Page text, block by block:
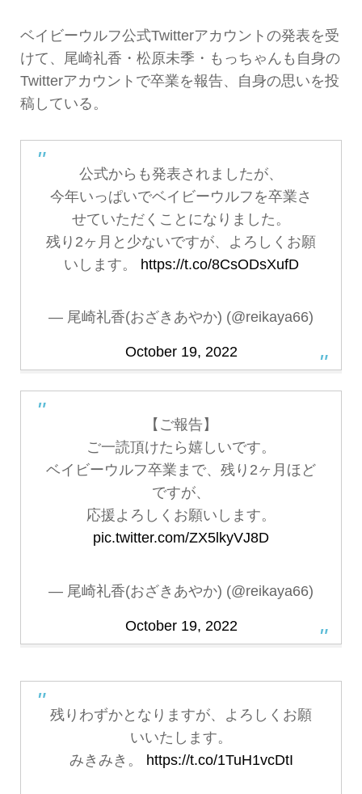
ベイビーウルフ公式Twitterアカウントの発表を受
けて、尾崎礼香・松原未季・もっちゃんも自身の
Twitterアカウントで卒業を報告、自身の思いを投
稿している。
公式からも発表されましたが、
今年いっぱいでベイビーウルフを卒業さ
せていただくことになりました。
残り2ヶ月と少ないですが、よろしくお願
いします。 https://t.co/8CsODsXufD
— 尾崎礼香(おざきあやか) (@reikaya66)
October 19, 2022
【ご報告】
ご一読頂けたら嬉しいです。
ベイビーウルフ卒業まで、残り2ヶ月ほど
ですが、
応援よろしくお願いします。
pic.twitter.com/ZX5lkyVJ8D
— 尾崎礼香(おざきあやか) (@reikaya66)
October 19, 2022
残りわずかとなりますが、よろしくお願
いいたします。
みきみき。 https://t.co/1TuH1vcDtI